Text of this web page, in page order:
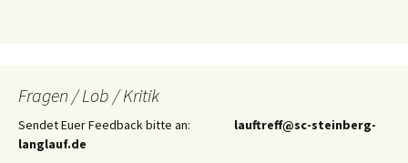
Fragen / Lob / Kritik
Sendet Euer Feedback bitte an: lauftreff@sc-steinberg-
langlauf.de